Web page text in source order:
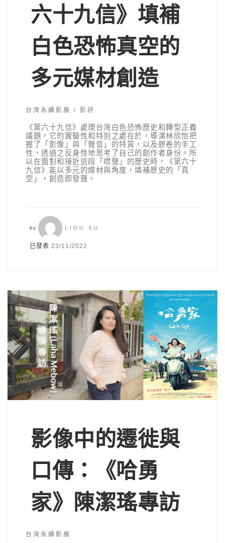
六十九信》填補
白色恐怖真空的
多元媒材創造
台灣永續影展 影評
《第六十九信》處理台灣白色恐怖歷史和轉型正義
議題，它的實驗性和特別之處在於，導演林欣怡把
握了「影像」與「聲音」的特質，以及膠卷的手工
性，透過之反身性地思考了自己的創作者身份。所
以在面對和接近這段「噤聲」的歷史時，《第六十
九信》能以多元的媒材與角度，填補歷史的「真
空」，創造即發聲。
by LIOU XU
已發表23/11/2022
影像中的遷徙與
口傳：《哈勇
家》陳潔瑤專訪
台灣永續影展